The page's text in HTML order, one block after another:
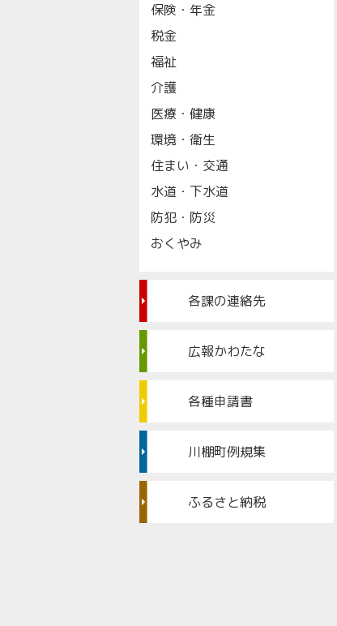
保険・年金
税金
福祉
介護
医療・健康
環境・衛生
住まい・交通
水道・下水道
防犯・防災
おくやみ
各課の連絡先
広報かわたな
各種申請書
川棚町例規集
ふるさと納税